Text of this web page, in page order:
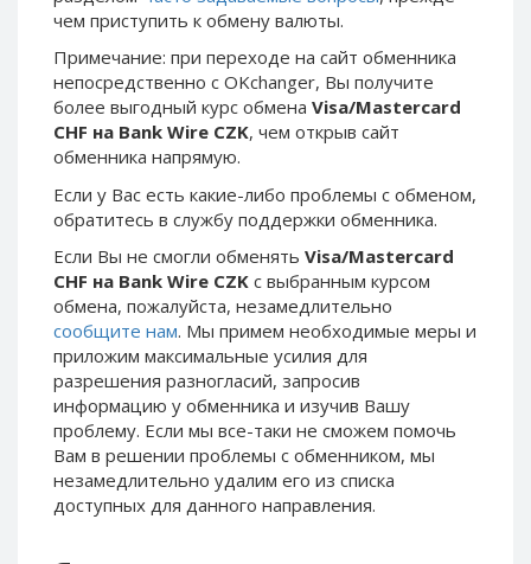
чем приступить к обмену валюты.
Примечание: при переходе на сайт обменника
непосредственно c OKchanger, Вы получите
более выгодный курс обмена Visa/Mastercard
CHF на Bank Wire CZK, чем открыв сайт
обменника напрямую.
Если у Вас есть какие-либо проблемы с обменом,
обратитесь в службу поддержки обменника.
Если Вы не смогли обменять Visa/Mastercard
CHF на Bank Wire CZK с выбранным курсом
обмена, пожалуйста, незамедлительно
сообщите нам. Мы примем необходимые меры и
приложим максимальные усилия для
разрешения разногласий, запросив
информацию у обменника и изучив Вашу
проблему. Если мы все-таки не сможем помочь
Вам в решении проблемы c обменником, мы
незамедлительно удалим его из списка
доступных для данного направления.
Paxum USD
Paxum EUR
Epay USD
Epay EUR
Phone Balance RUB
Phone Balance UAH
Phone Balance AMD
Neteller USD
Neteller EUR
Neteller INR
Neteller PLN
Neteller GBP
Neteller NOK
Neteller SEK
PaySera USD
Paxum USD
Paxum EUR
Epay USD
Epay EUR
Phone Balance UAH
Phone Balance AMD
Neteller USD
Neteller EUR
Neteller INR
Neteller PLN
Neteller GBP
Neteller NOK
Neteller SEK
PaySera USD